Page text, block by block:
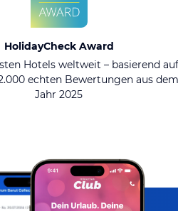
HolidayCheck Award
Hotels weltweit – basierend auf
echten Bewertungen aus dem
Jahr 2025